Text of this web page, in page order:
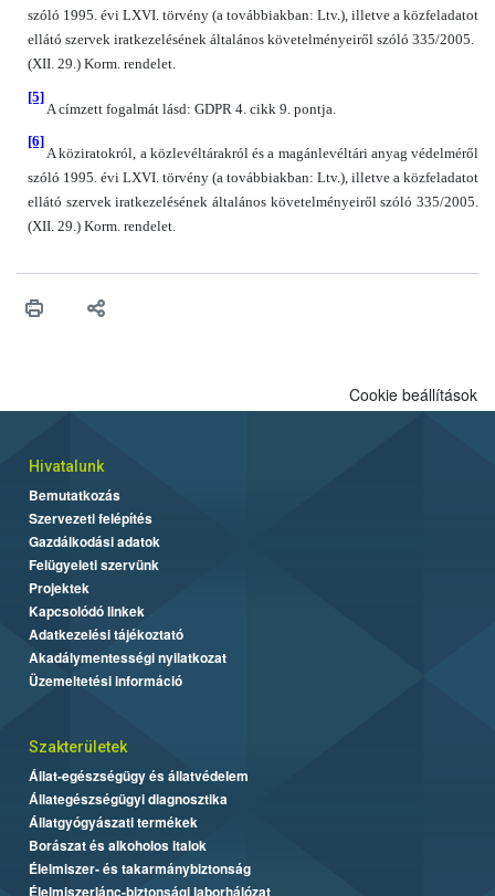
szóló 1995. évi LXVI. törvény (a továbbiakban: Ltv.), illetve a közfeladatot
ellátó szervek iratkezelésének általános követelményeiről szóló 335/2005.
(XII. 29.) Korm. rendelet.
[5]
A címzett fogalmát lásd: GDPR 4. cikk 9. pontja.
[6]
A köziratokról, a közlevéltárakról és a magánlevéltári anyag védelméről
szóló 1995. évi LXVI. törvény (a továbbiakban: Ltv.), illetve a közfeladatot
ellátó szervek iratkezelésének általános követelményeiről szóló 335/2005.
(XII. 29.) Korm. rendelet.
Cookie beállítások
Hivatalunk
Bemutatkozás
Szervezeti felépítés
Gazdálkodási adatok
Felügyeleti szervünk
Projektek
Kapcsolódó linkek
Adatkezelési tájékoztató
Akadálymentességi nyilatkozat
Üzemeltetési információ
Szakterületek
Állat-egészségügy és állatvédelem
Állategészségügyi diagnosztika
Állatgyógyászati termékek
Borászat és alkoholos italok
Élelmiszer- és takarmánybiztonság